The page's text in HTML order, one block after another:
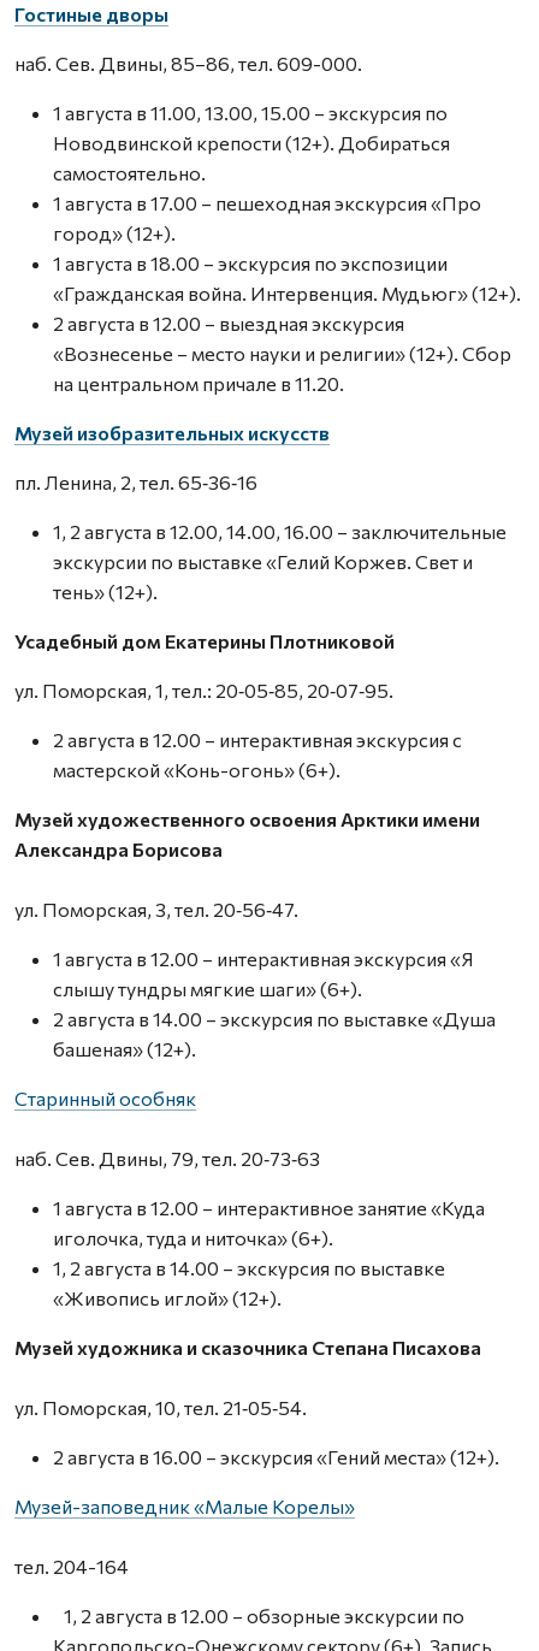
Гостиные дворы
наб. Сев. Двины, 85–86, тел. 609-000.
1 августа в 11.00, 13.00, 15.00 – экскурсия по
Новодвинской крепости (12+). Добираться
самостоятельно.
1 августа в 17.00 – пешеходная экскурсия «Про
город» (12+).
1 августа в 18.00 – экскурсия по экспозиции
«Гражданская война. Интервенция. Мудьюг» (12+).
2 августа в 12.00 – выездная экскурсия
«Вознесенье – место науки и религии» (12+). Сбор
на центральном причале в 11.20.
Музей изобразительных искусств
пл. Ленина, 2, тел. 65‑36‑16
1, 2 августа в 12.00, 14.00, 16.00 – заключительные
экскурсии по выставке «Гелий Коржев. Свет и
тень» (12+).
Усадебный дом Екатерины Плотниковой
ул. Поморская, 1, тел.: 20‑05‑85, 20‑07‑95.
2 августа в 12.00 – интерактивная экскурсия с
мастерской «Конь-огонь» (6+).
Музей художественного освоения Арктики имени
Александра Борисова
ул. Поморская, 3, тел. 20‑56‑47.
1 августа в 12.00 – интерактивная экскурсия «Я
слышу тундры мягкие шаги» (6+).
2 августа в 14.00 – экскурсия по выставке «Душа
башеная» (12+).
Старинный особняк
наб. Сев. Двины, 79, тел. 20‑73‑63
1 августа в 12.00 – интерактивное занятие «Куда
иголочка, туда и ниточка» (6+).
1, 2 августа в 14.00 – экскурсия по выставке
«Живопись иглой» (12+).
Музей художника и сказочника Степана Писахова
ул. Поморская, 10, тел. 21‑05‑54.
2 августа в 16.00 – экскурсия «Гений места» (12+).
Музей-заповедник «Малые Корелы»
тел. 204-164
1, 2 августа в 12.00 – обзорные экскурсии по
Каргопольско-Онежскому сектору (6+). Запись.